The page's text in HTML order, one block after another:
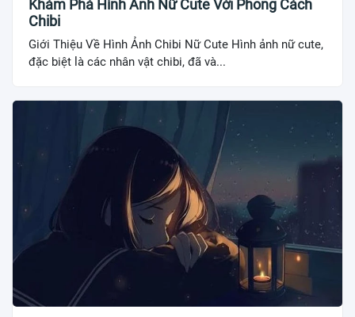
Khám Phá Hình Ảnh Nữ Cute Với Phong Cách
Chibi
Giới Thiệu Về Hình Ảnh Chibi Nữ Cute Hình ảnh nữ cute,
đặc biệt là các nhân vật chibi, đã và...